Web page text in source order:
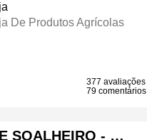
De Produtos Agrícolas
377 avaliações
79 comentários
SOALHEIRO - …